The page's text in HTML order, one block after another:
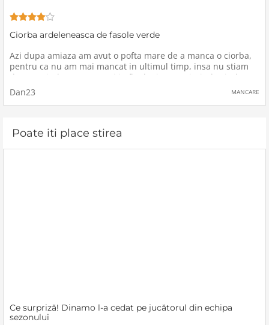
Ciorba ardeleneasca de fasole verde
Azi dupa amiaza am avut o pofta mare de a manca o ciorba,
pentru ca nu am mai mancat in ultimul timp, insa nu stiam
de care ciorba sa gatesc si in final mi-am amintit de ciorba
ardeleneasca de fasole verde pe care mi-o facea bunica mea
in copilarie
Dan23 MANCARE
Poate iti place stirea
Ce surpriză! Dinamo l-a cedat pe jucătorul din echipa
sezonului